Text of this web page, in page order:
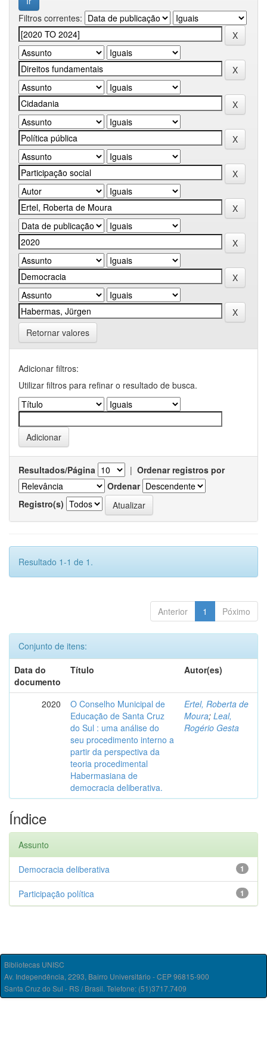
Filtros correntes:
Retornar valores
Adicionar filtros:
Utilizar filtros para refinar o resultado de busca.
Resultados/Página | Ordenar registros por
Ordenar
Registro(s)
Resultado 1-1 de 1.
Anterior 1 Póximo
Conjunto de itens:
Data do
documento
Título Autor(es)
2020
O Conselho Municipal de
Educação de Santa Cruz
do Sul : uma análise do
seu procedimento interno a
partir da perspectiva da
teoria procedimental
Habermasiana de
democracia deliberativa.
Ertel, Roberta de
Moura; Leal,
Rogério Gesta
Índice
Assunto
1
Democracia deliberativa
1
Participação política
Bibliotecas UNISC
Av. Independência, 2293, Bairro Universitário - CEP 96815-900
Santa Cruz do Sul - RS / Brasil. Telefone: (51)3717.7409